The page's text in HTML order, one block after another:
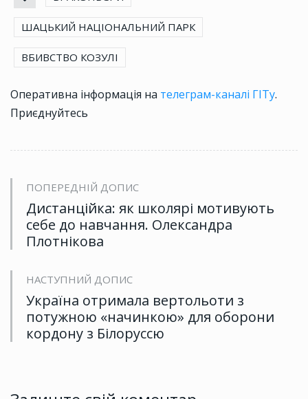
ШАЦЬКИЙ НАЦІОНАЛЬНИЙ ПАРК
ВБИВСТВО КОЗУЛІ
Оперативна інформація на телеграм-каналі ГІТу.
Приєднуйтесь
ПОПЕРЕДНІЙ ДОПИС
Дистанційка: як школярі мотивують
себе до навчання. Олександра
Плотнікова
НАСТУПНИЙ ДОПИС
Україна отримала вертольоти з
потужною «начинкою» для оборони
кордону з Білоруссю